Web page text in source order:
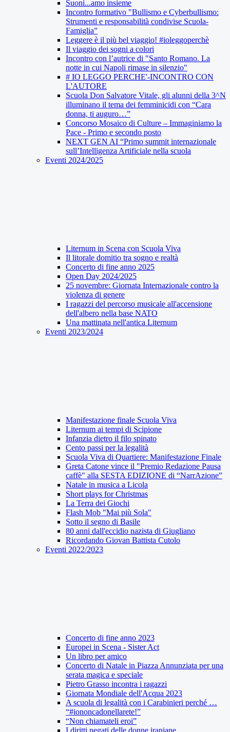
Suoni...amo insieme
Incontro formativo "Bullismo e Cyberbullismo:
Strumenti e responsabilità condivise Scuola-
Famiglia”
Leggere è il più bel viaggio! #ioleggoperchè
Il viaggio dei sogni a colori
Incontro con l’autrice di "Santo Romano. La
notte in cui Napoli rimase in silenzio"
# IO LEGGO PERCHE'-INCONTRO CON
L'AUTORE
Scuola Don Salvatore Vitale, gli alunni della 3^N
illuminano il tema dei femminicidi con “Cara
donna, ti auguro…”
Concorso Mosaico di Culture – Immaginiamo la
Pace - Primo e secondo posto
NEXT GEN AI “Primo summit internazionale
sull’Intelligenza Artificiale nella scuola
Eventi 2024/2025
Liternum in Scena con Scuola Viva
Il litorale domitio tra sogno e realtà
Concerto di fine anno 2025
Open Day 2024/2025
25 novembre: Giornata Internazionale contro la
violenza di genere
I ragazzi del percorso musicale all'accensione
dell'albero nella base NATO
Una mattinata nell'antica Liternum
Eventi 2023/2024
Manifestazione finale Scuola Viva
Liternum ai tempi di Scipione
Infanzia dietro il filo spinato
Cento passi per la legalità
Scuola Viva di Quartiere: Manifestazione Finale
Greta Catone vince il "Premio Redazione Pausa
caffè" alla SESTA EDIZIONE di “NarrAzione”
Natale in musica a Licola
Short plays for Christmas
La Terra dei Giochi
Flash Mob "Mai più Sola"
Sotto il segno di Basile
80 anni dall'eccidio nazista di Giugliano
Ricordando Giovan Battista Cutolo
Eventi 2022/2023
Concerto di fine anno 2023
Europei in Scena - Sister Act
Un libro per amico
Concerto di Natale in Piazza Annunziata per una
serata magica e speciale
Pietro Grasso incontra i ragazzi
Giornata Mondiale dell'Acqua 2023
A scuola di legalità con i Carabinieri perché …
“#iononcadonellarete!”
“Non chiamateli eroi”